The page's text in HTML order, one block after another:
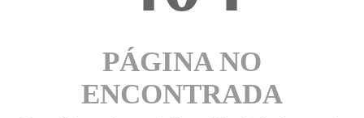
PÁGINA NO
ENCONTRADA